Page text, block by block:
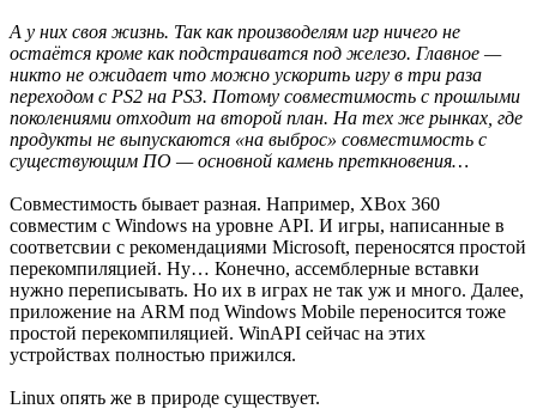
А у них своя жизнь. Так как производелям игр ничего не
остаётся кроме как подстраиватся под железо. Главное —
никто не ожидает что можно ускорить игру в три раза
переходом с PS2 на PS3. Потому совместимость с прошлыми
поколениями отходит на второй план. На тех же рынках, где
продукты не выпускаются «на выброс» совместимость с
существующим ПО — основной камень преткновения…
Совместимость бывает разная. Например, XBox 360
совместим с Windows на уровне API. И игры, написанные в
соответсвии с рекомендациями Microsoft, переносятся простой
перекомпиляцией. Ну… Конечно, ассемблерные вставки
нужно переписывать. Но их в играх не так уж и много. Далее,
приложение на ARM под Windows Mobile переносится тоже
простой перекомпиляцией. WinAPI сейчас на этих
устройствах полностью прижился.
Linux опять же в природе существует.